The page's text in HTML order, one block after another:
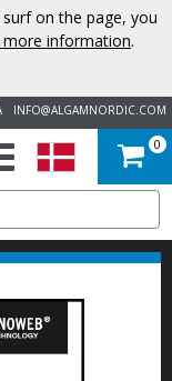
INFO@ALGAMNORDIC.COM
0
on the page, you
more information.